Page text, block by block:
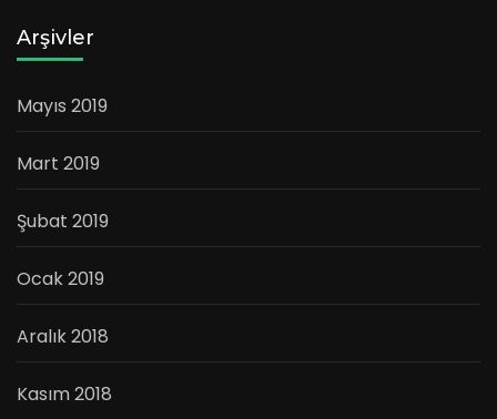
Arşivler
Mayıs 2019
Mart 2019
Şubat 2019
Ocak 2019
Aralık 2018
Kasım 2018